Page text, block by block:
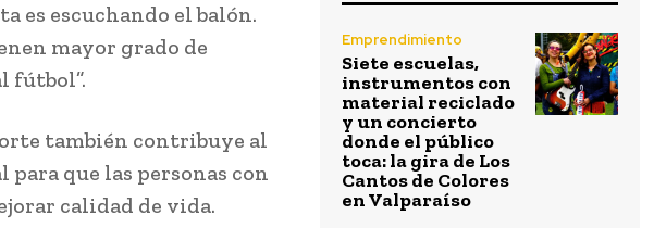
es escuchando el balón.
mayor grado de
fútbol”.
también contribuye al
que las personas con
calidad de vida.
Emprendimiento
Siete escuelas,
instrumentos con
material reciclado
y un concierto
donde el público
toca: la gira de Los
Cantos de Colores
en Valparaíso